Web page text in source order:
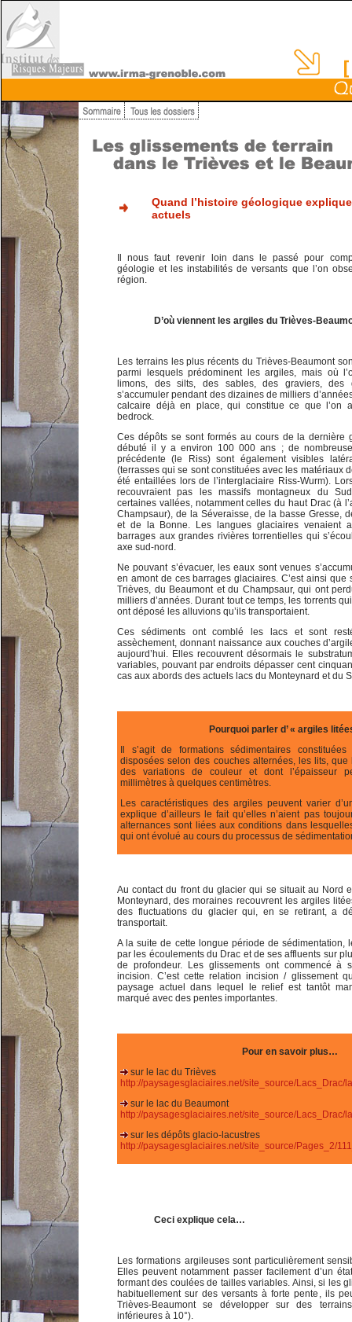
Quand l’histoire géologique
actuels
Il nous faut revenir loin dans le passé pour
géologie et les instabilités de versants que l’on
région.
D’où viennent les argiles du Trièves-
Les terrains les plus récents du Trièves-Beaumont
parmi lesquels prédominent les argiles, mais où
limons, des silts, des sables, des graviers,
s’accumuler pendant des dizaines de milliers
calcaire déjà en place, qui constitue ce que l’on
bedrock.
Ces dépôts se sont formés au cours de la dernière
débuté il y a environ 100 000 ans ; de
précédente (le Riss) sont également visibles
(terrasses qui se sont constituées avec les matériaux
été entaillées lors de l’interglaciaire Riss-Wurm).
recouvraient pas les massifs montagneux du
certaines vallées, notamment celles du haut Drac (à
Champsaur), de la Séveraisse, de la basse Gresse,
et de la Bonne. Les langues glaciaires venaient
barrages aux grandes rivières torrentielles qui
axe sud-nord.
Ne pouvant s’évacuer, les eaux sont venues
en amont de ces barrages glaciaires. C’est ainsi que
Trièves, du Beaumont et du Champsaur, qui ont
milliers d’années. Durant tout ce temps, les torrents
ont déposé les alluvions qu’ils transportaient.
Ces sédiments ont comblé les lacs et sont
assèchement, donnant naissance aux couches
aujourd’hui. Elles recouvrent désormais le
variables, pouvant par endroits dépasser cent
cas aux abords des actuels lacs du Monteynard et du
Pourquoi parler d’ « argiles
Il s’agit de formations sédimentaires
disposées selon des couches alternées, les lits, que
des variations de couleur et dont l’épaisseur
millimètres à quelques centimètres.
Les caractéristiques des argiles peuvent varier
explique d’ailleurs le fait qu’elles n’aient pas
alternances sont liées aux conditions dans
qui ont évolué au cours du processus de
Au contact du front du glacier qui se situait au Nord
Monteynard, des moraines recouvrent les argiles
des fluctuations du glacier qui, en se retirant, a
transportait.
A la suite de cette longue période de sédimentation,
par les écoulements du Drac et de ses affluents sur
de profondeur. Les glissements ont commencé à
incision. C’est cette relation incision / glissement
paysage actuel dans lequel le relief est tantôt
marqué avec des pentes importantes.
Pour en savoir plus…
sur le lac du Trièves
http://paysagesglaciaires.net/site_source/Lacs_Drac/
sur le lac du Beaumont
http://paysagesglaciaires.net/site_source/Lacs_Drac/
sur les dépôts glacio-lacustres
http://paysagesglaciaires.net/site_source/Pages_2/
Ceci explique cela…
Les formations argileuses sont particulièrement
Elles peuvent notamment passer facilement d’un
formant des coulées de tailles variables. Ainsi, si les
habituellement sur des versants à forte pente, ils
Trièves-Beaumont se développer sur des
inférieures à 10°).